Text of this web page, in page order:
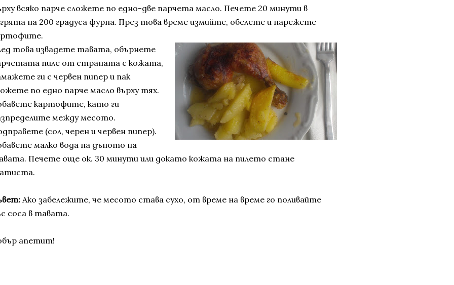
всяко парче сложете по едно-две парчета масло. Печете 20 минути в
на 200 градуса фурна. През това време измийте, обелете и нарежете
това извадете тавата, обърнете
пиле от страната с кожата,
ги с червен пипер и пак
по едно парче масло върху тях.
картофите, като ги
между месото.
(сол, черен и червен пипер).
малко вода на дъното на
Печете още ок. 30 минути или докато кожата на пилето стане
Ако забележите, че месото става сухо, от време на време го поливайте
соса в тавата.
апетит!